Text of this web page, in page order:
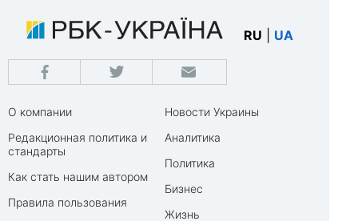
RU UA
О компании
Редакционная политика и
стандарты
Как стать нашим автором
Правила пользования
Новости Украины
Аналитика
Политика
Бизнес
Жизнь